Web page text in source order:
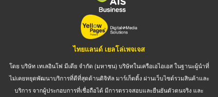
ไทยแลนด์ เยลโล่เพจเจส
โดย บริษัท เทเลอินโฟ มีเดีย จำกัด (มหาชน) บริษัทในเครือเอไอเอส ในฐานะผู้นำที่
ไม่เคยหยุดพัฒนาบริการที่ดีที่สุดด้านดิจิทัล มาร์เก็ตติ้ง ผ่านเว็บไซต์รวมสินค้าและ
บริการ จากผู้ประกอบการที่เชื่อถือได้ มีการตรวจสอบและยืนยันตัวตนจริง และ